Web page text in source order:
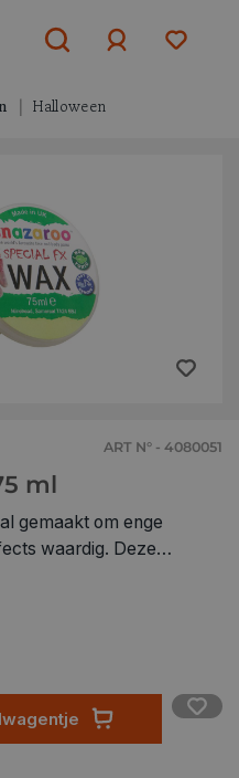
Halloween
ART N° - 4080051
ml
gemaakt om enge
waardig. Deze
huid aangebracht worden
de lippen. Deze
carnaval of